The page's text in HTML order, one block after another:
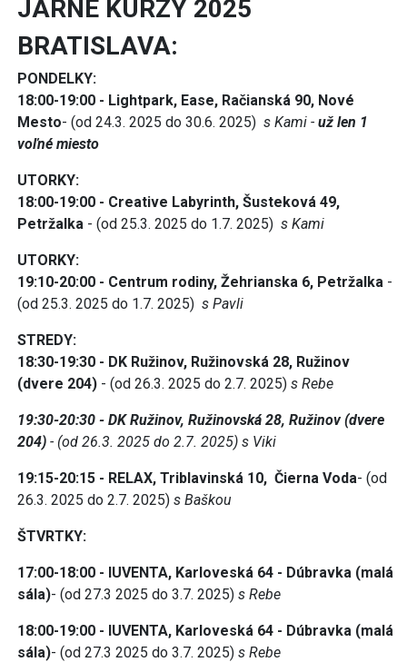
JARNÉ KURZY 2025
BRATISLAVA:
PONDELKY:
18:00-19:00 - Lightpark, Ease, Račianská 90, Nové
Mesto- (od 24.3. 2025 do 30.6. 2025) s Kami - už len 1
voľné miesto
UTORKY:
18:00-19:00 - Creative Labyrinth, Šusteková 49,
Petržalka - (od 25.3. 2025 do 1.7. 2025) s Kami
UTORKY:
19:10-20:00 - Centrum rodiny, Žehrianska 6, Petržalka -
(od 25.3. 2025 do 1.7. 2025) s Pavli
STREDY:
18:30-19:30 - DK Ružinov, Ružinovská 28, Ružinov
(dvere 204) - (od 26.3. 2025 do 2.7. 2025) s Rebe
19:30-20:30 - DK Ružinov, Ružinovská 28, Ružinov (dvere
204) - (od 26.3. 2025 do 2.7. 2025) s Viki
19:15-20:15 - RELAX, Triblavinská 10, Čierna Voda- (od
26.3. 2025 do 2.7. 2025) s Baškou
ŠTVRTKY:
17:00-18:00 - IUVENTA, Karloveská 64 - Dúbravka (malá
sála)- (od 27.3 2025 do 3.7. 2025) s Rebe
18:00-19:00 - IUVENTA, Karloveská 64 - Dúbravka (malá
sála)- (od 27.3 2025 do 3.7. 2025) s Rebe